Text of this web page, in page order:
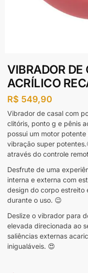
VIBRADOR DE
ACRÍLICO
R$ 549,90
Vibrador de casal com
clitóris, ponto g e pênis
possui um motor
vibração super
através do controle
Desfrute de uma
interna e externa com
design do corpo estreito
durante o uso. 😉
Deslize o vibrador para
elevada direcionada ao
saliências externas
inigualáveis. 😍